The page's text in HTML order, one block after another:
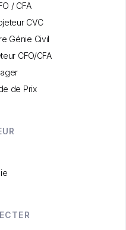
/ CFA
CVC
Génie Civil
CFO/CFA
de Prix